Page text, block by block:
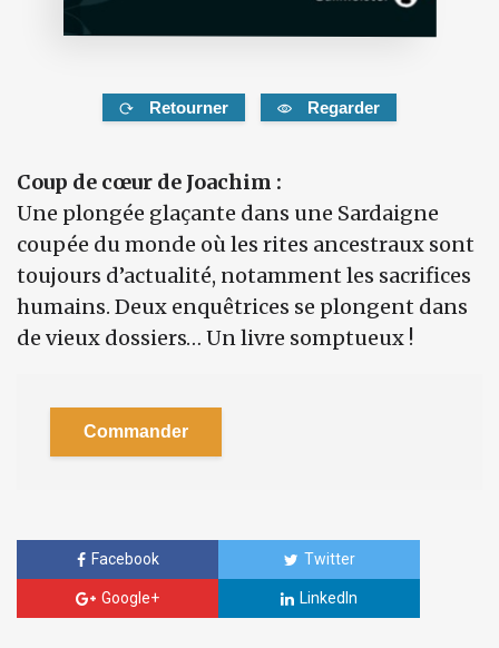
Retourner Regarder
Coup de cœur de Joachim :
Une plongée glaçante dans une Sardaigne
coupée du monde où les rites ancestraux sont
toujours d’actualité, notamment les sacrifices
humains. Deux enquêtrices se plongent dans
de vieux dossiers… Un livre somptueux !
Commander
Facebook Twitter
Google+ LinkedIn